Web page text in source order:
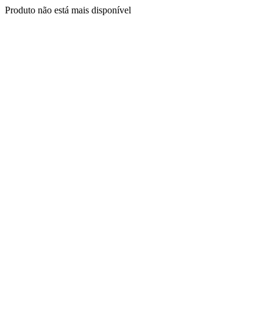
Produto não está mais disponível